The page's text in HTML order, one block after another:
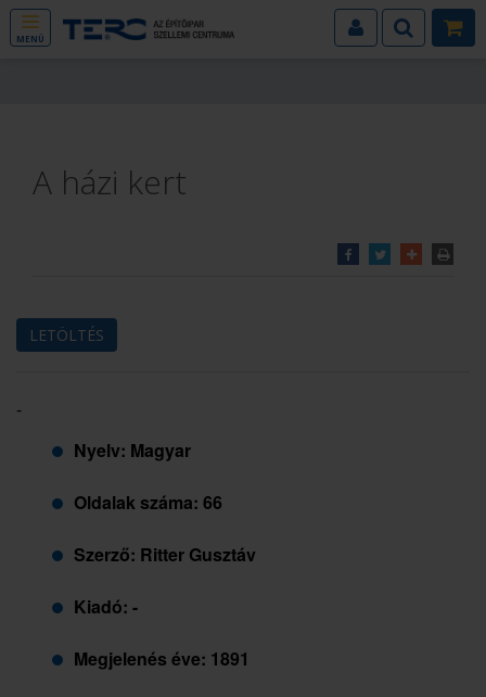
MENÜ
A házi kert
LETÖLTÉS
-
Nyelv: Magyar
Oldalak száma: 66
Szerző: Ritter Gusztáv
Kiadó: -
Megjelenés éve: 1891